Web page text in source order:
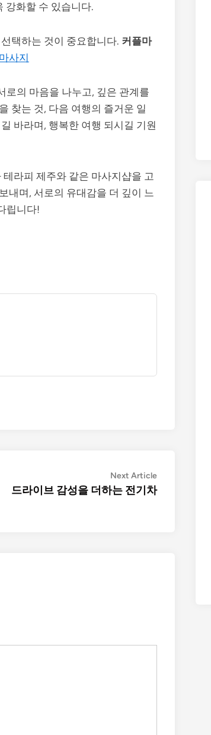
강화할 수 있습니다.
택하는 것이 중요합니다. 커플마
사지
로의 마음을 나누고, 깊은 관계를
찾는 것, 다음 여행의 즐거운 일
바라며, 행복한 여행 되시길 기원
라피 제주와 같은 마사지샵을 고
내며, 서로의 유대감을 더 깊이 느
립니다!
Next ArticleNext
article:
드라이브 감성을 더하는 전기차